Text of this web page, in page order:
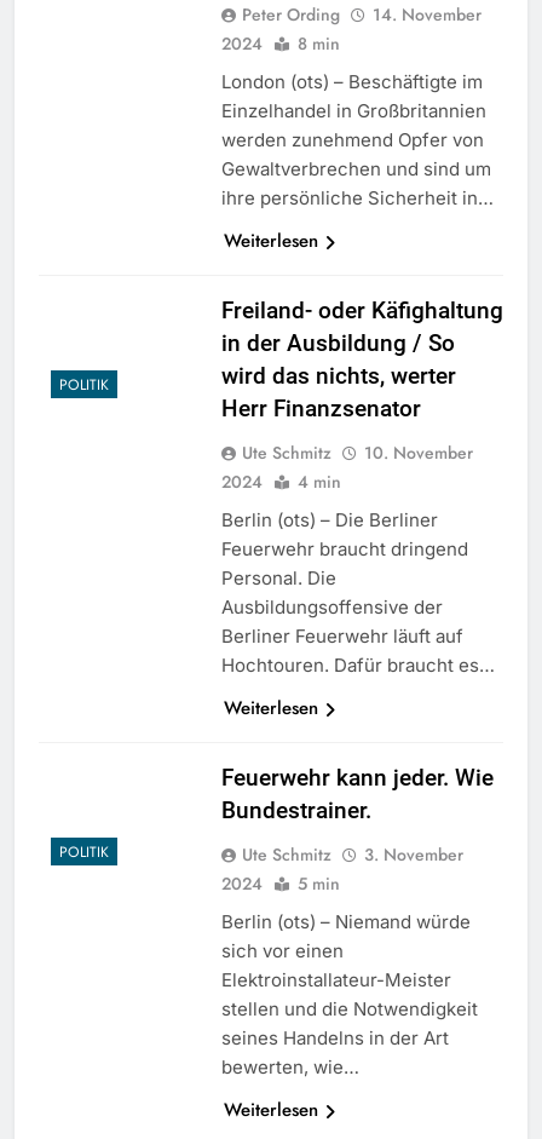
Peter Ording
14. November
2024
8 min
London (ots) – Beschäftigte im
Einzelhandel in Großbritannien
werden zunehmend Opfer von
Gewaltverbrechen und sind um
ihre persönliche Sicherheit in…
Weiterlesen
POLITIK
Freiland- oder Käfighaltung
in der Ausbildung / So
wird das nichts, werter
Herr Finanzsenator
Ute Schmitz
10. November
2024
4 min
Berlin (ots) – Die Berliner
Feuerwehr braucht dringend
Personal. Die
Ausbildungsoffensive der
Berliner Feuerwehr läuft auf
Hochtouren. Dafür braucht es…
Weiterlesen
POLITIK
Feuerwehr kann jeder. Wie
Bundestrainer.
Ute Schmitz
3. November
2024
5 min
Berlin (ots) – Niemand würde
sich vor einen
Elektroinstallateur-Meister
stellen und die Notwendigkeit
seines Handelns in der Art
bewerten, wie…
Weiterlesen